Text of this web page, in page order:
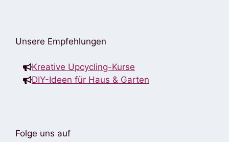
Unsere Empfehlungen
Kreative Upcycling-Kurse
DIY-Ideen für Haus & Garten
Folge uns auf